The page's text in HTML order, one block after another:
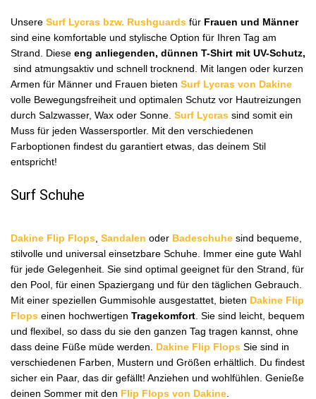
Unsere Surf Lycras bzw. Rushguards für Frauen und Männer
sind eine komfortable und stylische Option für Ihren Tag am
Strand. Diese eng anliegenden, dünnen T-Shirt mit UV-Schutz,
sind atmungsaktiv und schnell trocknend. Mit langen oder kurzen
Armen für Männer und Frauen bieten Surf Lycras von Dakine
volle Bewegungsfreiheit und optimalen Schutz vor Hautreizungen
durch Salzwasser, Wax oder Sonne. Surf Lycras sind somit ein
Muss für jeden Wassersportler. Mit den verschiedenen
Farboptionen findest du garantiert etwas, das deinem Stil
entspricht!
Surf Schuhe
Dakine Flip Flops, Sandalen oder Badeschuhe sind bequeme,
stilvolle und universal einsetzbare Schuhe. Immer eine gute Wahl
für jede Gelegenheit. Sie sind optimal geeignet für den Strand, für
den Pool, für einen Spaziergang und für den täglichen Gebrauch.
Mit einer speziellen Gummisohle ausgestattet, bieten Dakine Flip
Flops einen hochwertigen Tragekomfort. Sie sind leicht, bequem
und flexibel, so dass du sie den ganzen Tag tragen kannst, ohne
dass deine Füße müde werden. Dakine Flip Flops Sie sind in
verschiedenen Farben, Mustern und Größen erhältlich. Du findest
sicher ein Paar, das dir gefällt! Anziehen und wohlfühlen. Genieße
deinen Sommer mit den Flip Flops von Dakine.